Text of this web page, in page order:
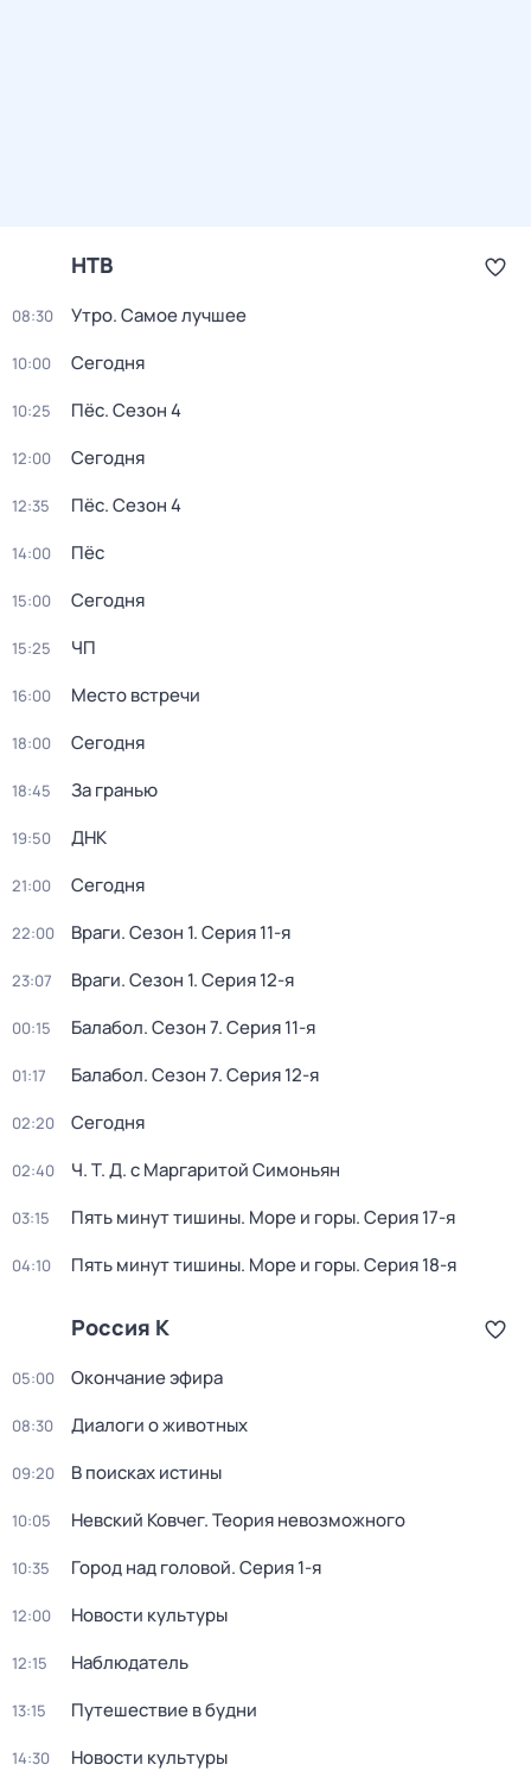
НТВ
08:30 Утро. Самое лучшее
10:00 Сегодня
10:25 Пёс. Сезон 4
12:00 Сегодня
12:35 Пёс. Сезон 4
14:00 Пёс
15:00 Сегодня
15:25 ЧП
16:00 Место встречи
18:00 Сегодня
18:45 За гранью
19:50 ДНК
21:00 Сегодня
22:00 Враги. Сезон 1. Серия 11-я
23:07 Враги. Сезон 1. Серия 12-я
00:15 Балабол. Сезон 7. Серия 11-я
01:17 Балабол. Сезон 7. Серия 12-я
02:20 Сегодня
02:40 Ч. T. Д. с Маргаритой Симоньян
03:15 Пять минут тишины. Море и горы. Серия 17-я
04:10 Пять минут тишины. Море и горы. Серия 18-я
Россия К
05:00 Окончание эфира
08:30 Диалоги о животных
09:20 В поисках истины
10:05 Невский Ковчег. Теория невозможного
10:35 Город над головой. Серия 1-я
12:00 Новости культуры
12:15 Наблюдатель
13:15 Путешествие в будни
14:30 Новости культуры